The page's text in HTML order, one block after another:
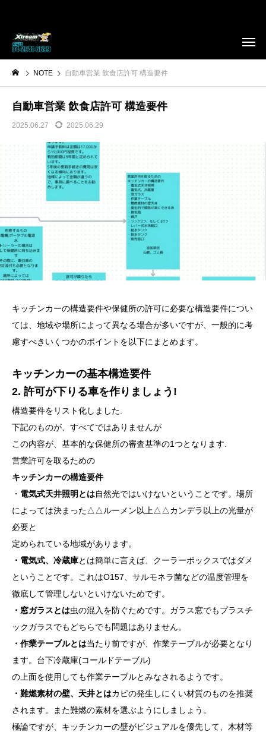
NOTE 自動車営業 飲食店許可 構造要件
自動車営業 飲食店許可 構造要件
2025.06.27 2025.06.29
キッチンカーの構造要件や保健所の許可に必要な構造要件につい
ては、地域や場所によって異なる場合が多いですが、一般的に考
慮すべきいくつかのポイントを以下にまとめます。
キッチンカーの基本構造要件
2. 許可が下りる車を作りましょう!
構造要件をリスト化しました.
下記のものが、すべてではありませんが
この内容が、基本的な保健所の審査基準の1つとなります.
営業許可を取るための
キッチンカーの構造要件
・ 電気式天井照明とは自然光ではいけないということです。場所
によっては決まった△△ルーメン以上△△カンデラ以上の光量が
必要と
定められている地域があります。
・電気式、冷蔵庫とは簡単に言えば、クーラーボックスではダメ
ということです。これはO157、サルモネラ菌などの温度管理を
徹底して管理しないといけないためです。
・窓ガラスとは虫の混入を防ぐためです。ガラス窓でもプラスチ
ックガラスでもどちらでも問題はありません。
・作業テーブルとは当たり前ですが、作業テーブルが必要となり
ます。台下冷蔵庫(コールドテーブル)
の上面を使用しても作業テーブルとみなされるようです。
・難燃素材の壁、天井とはカビの発生しにくい材質のものを推奨
されます。また難燃の素材を選ぶようにしましょう。
極論ですが、キッチンカーの壁がビジュアルを優先して、木材等